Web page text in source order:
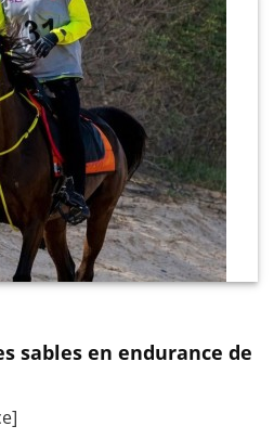
sables en endurance de